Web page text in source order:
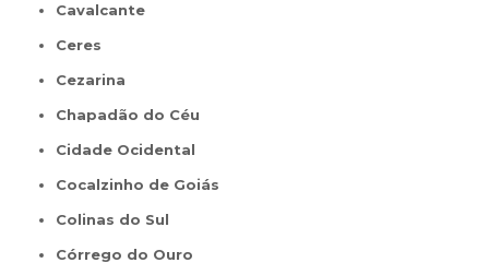
Cavalcante
Ceres
Cezarina
Chapadão do Céu
Cidade Ocidental
Cocalzinho de Goiás
Colinas do Sul
Córrego do Ouro